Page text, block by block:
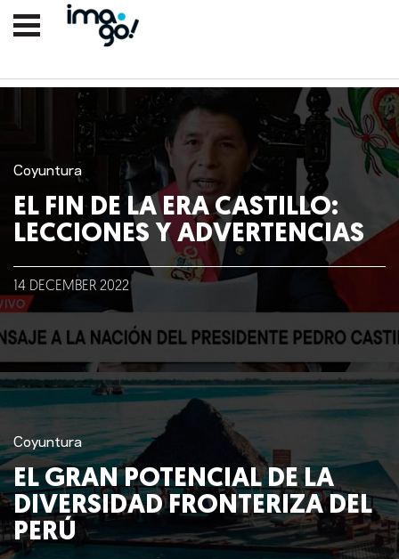
Coyuntura
EL FIN DE LA ERA CASTILLO:
LECCIONES Y ADVERTENCIAS
14 DECEMBER 2022
Coyuntura
EL GRAN POTENCIAL DE LA
DIVERSIDAD FRONTERIZA DEL
PERÚ